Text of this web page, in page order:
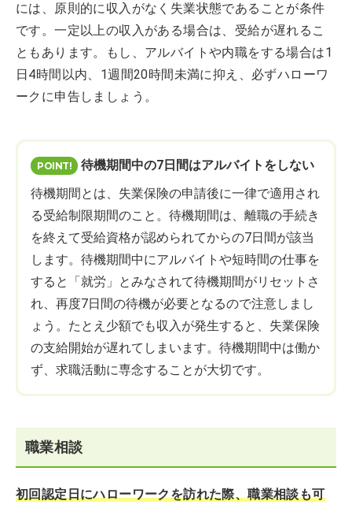
には、原則的に収入がなく失業状態であることが条件
です。一定以上の収入がある場合は、受給が遅れるこ
ともあります。もし、アルバイトや内職をする場合は1
日4時間以内、1週間20時間未満に抑え、必ずハローワ
ークに申告しましょう。
待機期間中の7日間はアルバイトをしない
待機期間とは、失業保険の申請後に一律で適用され
る受給制限期間のこと。待機期間は、離職の手続き
を終えて受給資格が認められてからの7日間が該当
します。待機期間中にアルバイトや短時間の仕事を
すると「就労」とみなされて待機期間がリセットさ
れ、再度7日間の待機が必要となるので注意しまし
ょう。たとえ少額でも収入が発生すると、失業保険
の支給開始が遅れてしまいます。待機期間中は働か
ず、求職活動に専念することが大切です。
職業相談
初回認定日にハローワークを訪れた際、職業相談も可